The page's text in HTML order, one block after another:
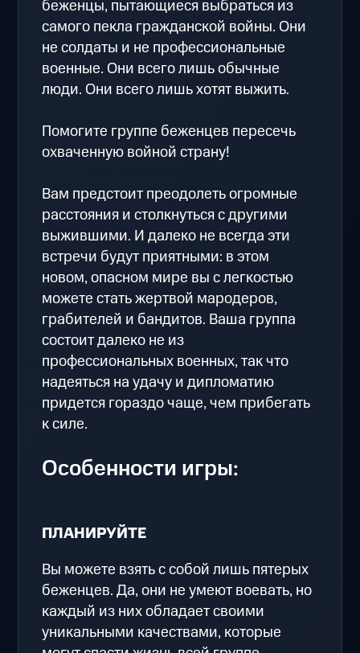
беженцы, пытающиеся выбраться из
самого пекла гражданской войны. Они
не солдаты и не профессиональные
военные. Они всего лишь обычные
люди. Они всего лишь хотят выжить.
Помогите группе беженцев пересечь
охваченную войной страну!
Вам предстоит преодолеть огромные
расстояния и столкнуться с другими
выжившими. И далеко не всегда эти
встречи будут приятными: в этом
новом, опасном мире вы с легкостью
можете стать жертвой мародеров,
грабителей и бандитов. Ваша группа
состоит далеко не из
профессиональных военных, так что
надеяться на удачу и дипломатию
придется гораздо чаще, чем прибегать
к силе.
Особенности игры:
ПЛАНИРУЙТЕ
Вы можете взять с собой лишь пятерых
беженцев. Да, они не умеют воевать, но
каждый из них обладает своими
уникальными качествами, которые